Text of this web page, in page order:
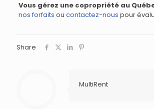
Vous gérez une copropriété au
nos forfaits ou contactez-nous pour
Share
MultiRent